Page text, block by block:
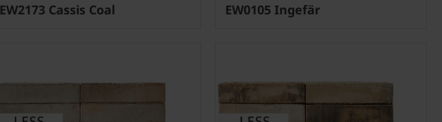
EW2173 Cassis Coal EW0105 Ingefär